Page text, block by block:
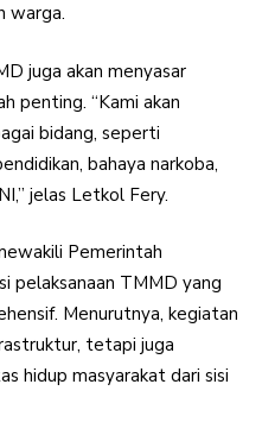
warga.
juga akan menyasar
penting. “Kami akan
bidang, seperti
bahaya narkoba,
jelas Letkol Fery.
Pemerintah
pelaksanaan TMMD yang
Menurutnya, kegiatan
tetapi juga
hidup masyarakat dari sisi